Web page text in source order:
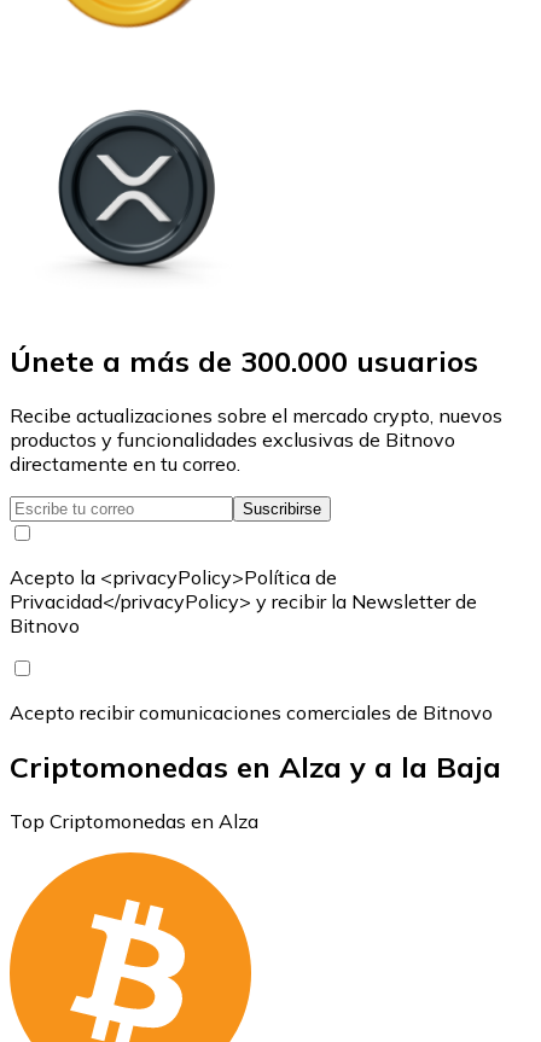
Únete a más de 300.000 usuarios
Recibe actualizaciones sobre el mercado crypto, nuevos
productos y funcionalidades exclusivas de Bitnovo
directamente en tu correo.
Suscribirse
Acepto la <privacyPolicy>Política de
Privacidad</privacyPolicy> y recibir la Newsletter de
Bitnovo
Acepto recibir comunicaciones comerciales de Bitnovo
Criptomonedas en Alza y a la Baja
Top Criptomonedas en Alza